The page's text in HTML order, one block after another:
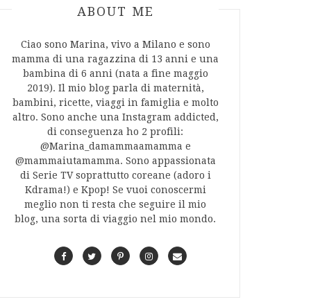
ABOUT AUTHOR
ABOUT ME
Ciao sono Marina, vivo a Milano e sono
mamma di una ragazzina di 13 anni e una
bambina di 6 anni (nata a fine maggio
2019). Il mio blog parla di maternità,
bambini, ricette, viaggi in famiglia e molto
altro. Sono anche una Instagram addicted,
di conseguenza ho 2 profili:
@Marina_damammaamamma e
@mammaiutamamma. Sono appassionata
di Serie TV soprattutto coreane (adoro i
Kdrama!) e Kpop! Se vuoi conoscermi
meglio non ti resta che seguire il mio
blog, una sorta di viaggio nel mio mondo.
F
T
P
I
C